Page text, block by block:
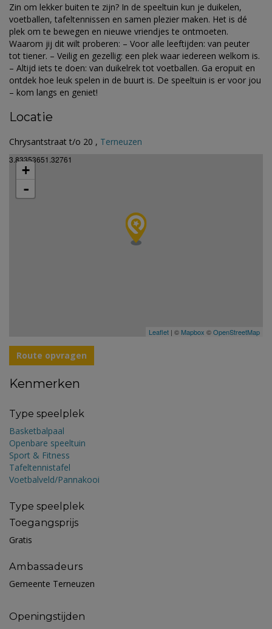
Zin om lekker buiten te zijn? In de speeltuin kun je duikelen,
voetballen, tafeltennissen en samen plezier maken. Het is dé
plek om te bewegen en nieuwe vriendjes te ontmoeten.
Waarom jij dit wilt proberen: – Voor alle leeftijden: van peuter
tot tiener. – Veilig en gezellig: een plek waar iedereen welkom is.
– Altijd iets te doen: van duikelrek tot voetballen. Ga eropuit en
ontdek hoe leuk spelen in de buurt is. De speeltuin is er voor jou
– kom langs en geniet!
Locatie
Chrysantstraat t/o 20 , Terneuzen
3.83353651.32761
+
-
Leaflet | © Mapbox ©OpenStreetMap
Route opvragen
Kenmerken
Type speelplek
Basketbalpaal
Openbare speeltuin
Sport & Fitness
Tafeltennistafel
Voetbalveld/Pannakooi
Type speelplek
Toegangsprijs
Gratis
Ambassadeurs
Gemeente Terneuzen
Openingstijden